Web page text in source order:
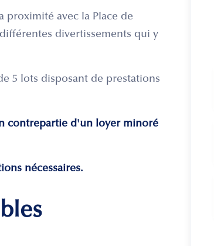
proximité avec la Place de
divertissements qui y
5 lots disposant de prestations
contrepartie d'un loyer minoré
nécessaires.